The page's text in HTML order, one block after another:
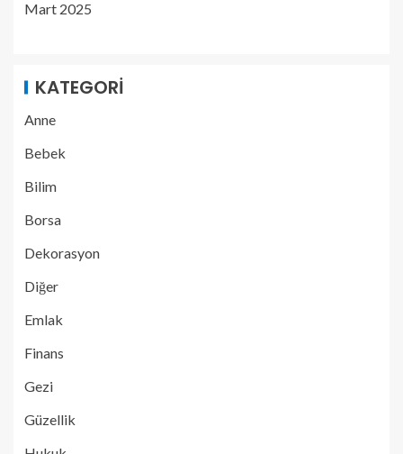
Mart 2025
KATEGORI
Anne
Bebek
Bilim
Borsa
Dekorasyon
Diğer
Emlak
Finans
Gezi
Güzellik